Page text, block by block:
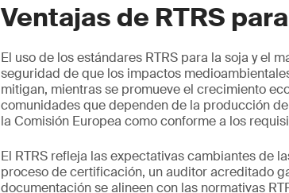
Ventajas de RTRS
El uso de los estándares RTRS para la soja y el
seguridad de que los impactos
mitigan, mientras se promueve el crecimiento
comunidades que dependen de la producción
la Comisión Europea como conforme a los
El RTRS refleja las expectativas cambiantes de
proceso de certificación, un auditor acreditado
documentación se alineen con las normativas